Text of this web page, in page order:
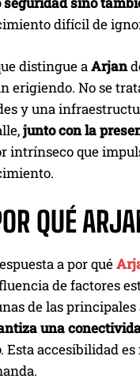
difícil de
distingue aArjan
erigiendo. No se
y una
junto con la
intrínseco que
QUÉ
a por qué
de factores
de las
una
. Esta accesibilidad